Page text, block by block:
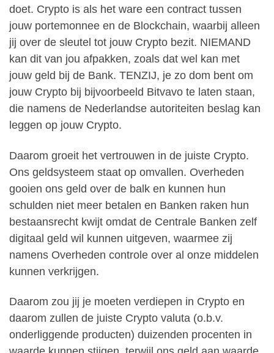
doet. Crypto is als het ware een contract tussen
jouw portemonnee en de Blockchain, waarbij alleen
jij over de sleutel tot jouw Crypto bezit. NIEMAND
kan dit van jou afpakken, zoals dat wel kan met
jouw geld bij de Bank. TENZIJ, je zo dom bent om
jouw Crypto bij bijvoorbeeld Bitvavo te laten staan,
die namens de Nederlandse autoriteiten beslag kan
leggen op jouw Crypto.
Daarom groeit het vertrouwen in de juiste Crypto.
Ons geldsysteem staat op omvallen. Overheden
gooien ons geld over de balk en kunnen hun
schulden niet meer betalen en Banken raken hun
bestaansrecht kwijt omdat de Centrale Banken zelf
digitaal geld wil kunnen uitgeven, waarmee zij
namens Overheden controle over al onze middelen
kunnen verkrijgen.
Daarom zou jij je moeten verdiepen in Crypto en
daarom zullen de juiste Crypto valuta (o.b.v.
onderliggende producten) duizenden procenten in